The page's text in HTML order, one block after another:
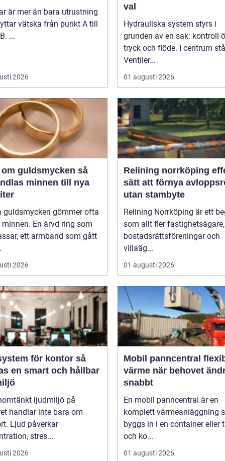
är mer än bara utrustning
vätska från punkt A till
...
2026
val
Hydrauliska system styrs i
grunden av en sak: kontroll
tryck och flöde. I centrum
Ventiler...
01 augusti 2026
guldsmycken så
minnen till nya
guldsmycken gömmer ofta
En ärvd ring som
ett armband som gått
2026
Relining norrköping effektivt
sätt att förnya
utan stambyte
Relining Norrköping är ett
som allt fler fastighetsägare,
bostadsrättsföreningar och
villaäg...
01 augusti 2026
för kontor så
en smart och hållbar
ljudmiljö på
handlar inte bara om
Ljud påverkar
stres...
2026
Mobil panncentral flexibel
värme när behovet
snabbt
En mobil panncentral är en
komplett värmeanläggning
byggs in i en container eller
och ko...
01 augusti 2026